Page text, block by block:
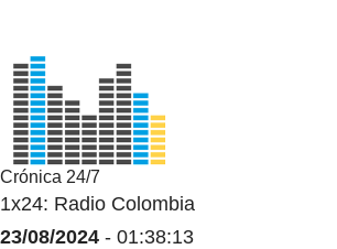
Crónica 24/7
1x24: Radio Colombia
23/08/2024 - 01:38:13